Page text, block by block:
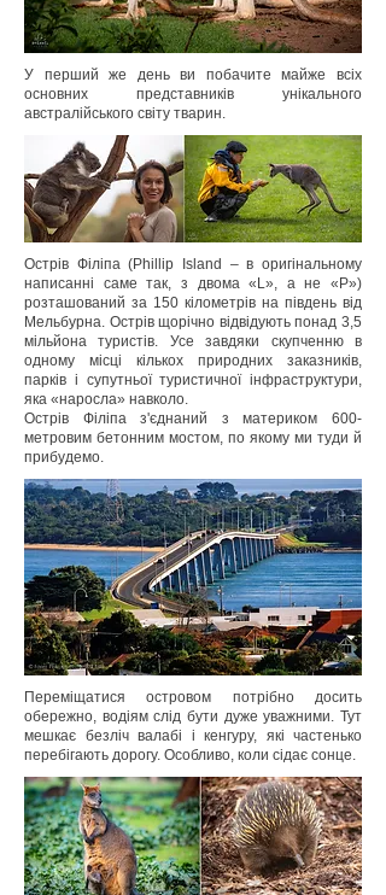
У перший же день ви побачите майже всіх
основних представників унікального
австралійського світу тварин.
Острів Філіпа (Phillip Island – в оригінальному
написанні саме так, з двома «L», а не «P»)
розташований за 150 кілометрів на південь від
Мельбурна. Острів щорічно відвідують понад 3,5
мільйона туристів. Усе завдяки скупченню в
одному місці кількох природних заказників,
парків і супутньої туристичної інфраструктури,
яка «наросла» навколо.
Острів Філіпа з'єднаний з материком 600-
метровим бетонним мостом, по якому ми туди й
прибудемо.
Переміщатися островом потрібно досить
обережно, водіям слід бути дуже уважними. Тут
мешкає безліч валабі і кенгуру, які частенько
перебігають дорогу. Особливо, коли сідає сонце.